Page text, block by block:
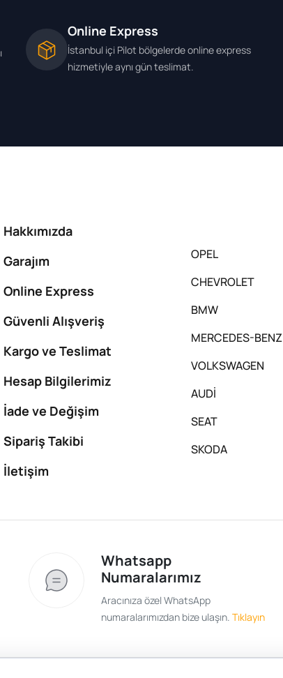
Online Express
İstanbul içi Pilot bölgelerde online express
hizmetiyle aynı gün teslimat.
Hakkımızda
Garajım
Online Express
Güvenli Alışveriş
Kargo ve Teslimat
Hesap Bilgilerimiz
İade ve Değişim
Sipariş Takibi
İletişim
OPEL
CHEVROLET
BMW
MERCEDES-BENZ
VOLKSWAGEN
AUDİ
SEAT
SKODA
Whatsapp
Numaralarımız
Aracınıza özel WhatsApp
numaralarımızdan bize ulaşın. Tıklayın